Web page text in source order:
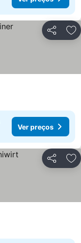
Partilhar
Ver preços
Partilhar